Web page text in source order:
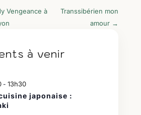
Vengeance à
Transsibérien mon
amour →
à venir
- 13h30
japonaise :